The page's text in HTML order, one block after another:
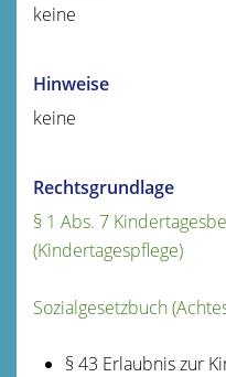
keine
Hinweise
keine
Rechtsgrundlage
§ 1 Abs. 7
(Kindertagespflege)
Sozialgesetzbuch
§ 43 Erlaubnis zur